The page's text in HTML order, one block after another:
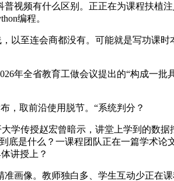
视频有什么区别。正正在为课程扶植
编程。
至连会商都没有。可能就是写功课时
全省教育工做会议提出的“构成一批
，取前沿使用脱节。“系统判分？
传授赵宏曾暗示，讲堂上学到的数据
底是什么？一课程团队正在一篇学术论
讲授上？
像。教师独白多、学生互动少正在课